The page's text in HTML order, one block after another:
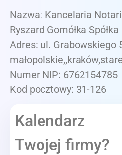
Nazwa: Kancelaria
Ryszard Gomółka
Adres: ul. Grabowskiego
Numer NIP: 6762154785
Kod pocztowy: 31-126
Kalendarz
Twojej firmy?